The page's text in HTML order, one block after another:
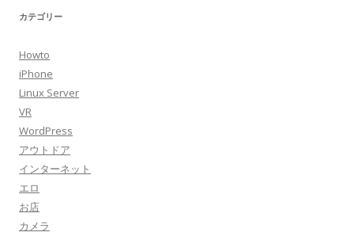
カテゴリー
Howto
iPhone
Linux Server
VR
WordPress
アウトドア
インターネット
エロ
お店
カメラ